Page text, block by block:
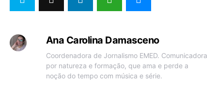
Ana Carolina Damasceno
Coordenadora de Jornalismo EMED. Comunicadora
por natureza e formação, que ama e perde a
noção do tempo com música e série.